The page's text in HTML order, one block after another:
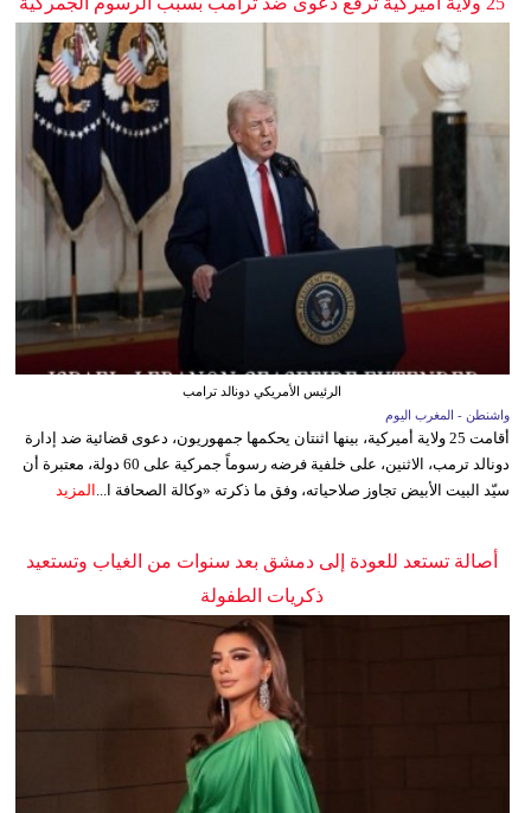
الرئيس الأمريكي دونالد ترامب
واشنطن - المغرب اليوم
أقامت 25 ولاية أميركية، بينها اثنتان يحكمها جمهوريون، دعوى قضائية ضد إدارة
دونالد ترمب، الاثنين، على خلفية فرضه رسوماً جمركية على 60 دولة، معتبرة أن
سيّد البيت الأبيض تجاوز صلاحياته، وفق ما ذكرته «وكالة الصحافة ا... المزيد
أصالة تستعد للعودة إلى دمشق بعد سنوات من الغياب وتستعيد
ذكريات الطفولة